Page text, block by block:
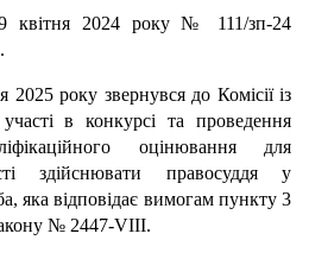
квітня 2024 року № 111/зп-24
року звернувся до Комісії із
в конкурсі та проведення
оцінювання для
здійснювати правосуддя у
яка відповідає вимогам пункту 3
№ 2447-VІІІ.